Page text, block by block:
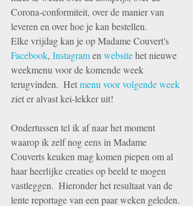
Corona-conformiteit, over de manier van
leveren en over hoe je kan bestellen.
Elke vrijdag kan je op Madame Couvert's
Facebook, Instagram en website het nieuwe
weekmenu voor de komende week
terugvinden.  Het menu voor volgende week
ziet er alvast kei-lekker uit!
Ondertussen tel ik af naar het moment
waarop ik zelf nog eens in Madame
Couverts keuken mag komen piepen om al
haar heerlijke creaties op beeld te mogen
vastleggen.  Hieronder het resultaat van de
lente reportage van een paar weken geleden.